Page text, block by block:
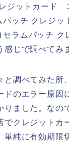
ジットカード
パッチ クレジ
ラムパッチ ク
じで調べてみ
と調べてみた所
ドのエラー原因
りました。なの
でクレジットカ
単純に有効期限